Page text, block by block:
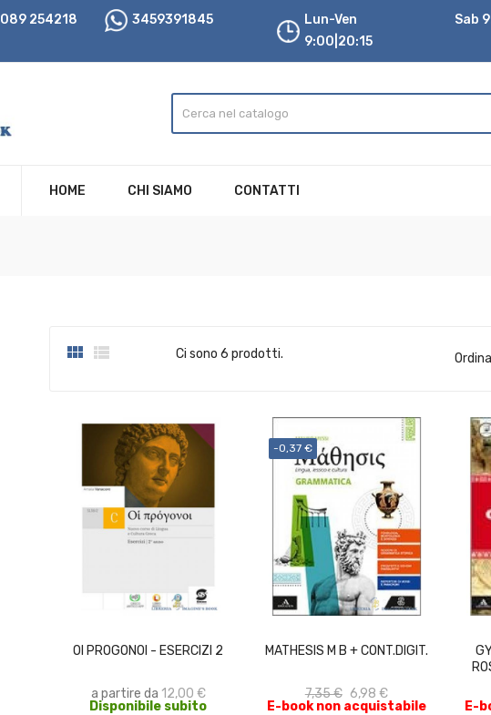
089 254218 3459391845
Lun-Ven
9:00|20:15
Sab
HOME CHI SIAMO CONTATTI
  Ci sono 6 prodotti.
OI PROGONOI - ESERCIZI 2
a partire da 12,00 €
Disponibile subito
SCEGLI
-0,37 €
MATHESIS M B + CONT.DIGIT.
7,35 € 6,98 €
E-book non acquistabile
ACQUISTA
E-